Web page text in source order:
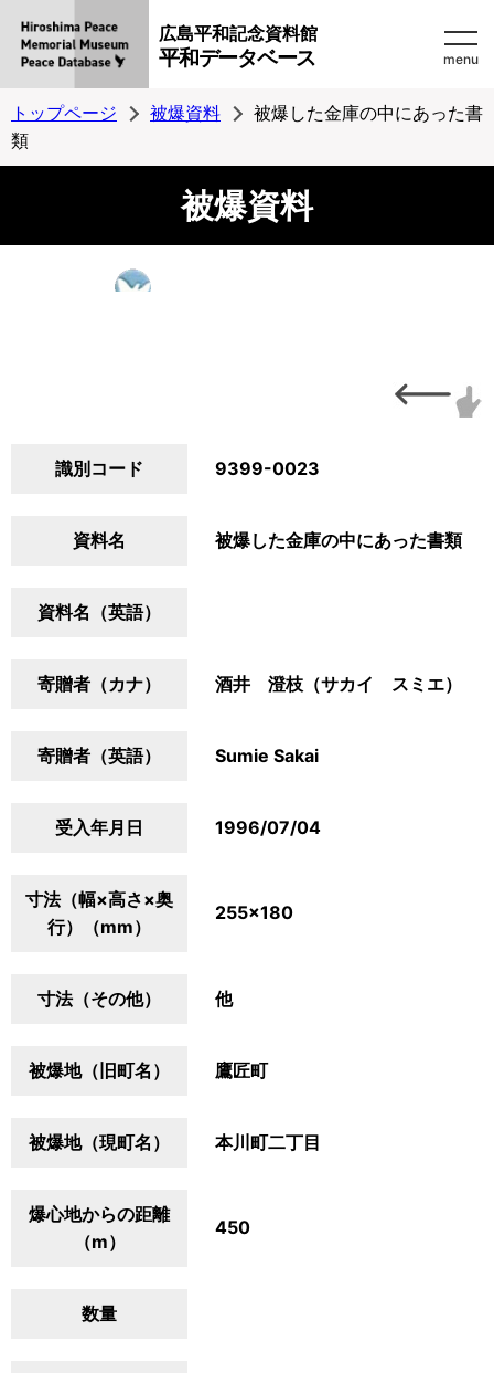
広島平和記念資料館
平和データベース menu
トップページ 被爆資料
被爆した金庫の中にあった書
類
被爆資料
識別コード 9399-0023
資料名 被爆した金庫の中にあった書類
資料名（英語）
寄贈者（カナ） 酒井 澄枝（サカイ スミエ）
寄贈者（英語） Sumie Sakai
受入年月日 1996/07/04
寸法（幅×高さ×奥
行）（mm）
255×180
寸法（その他） 他
被爆地（旧町名） 鷹匠町
被爆地（現町名） 本川町二丁目
爆心地からの距離
（m）
450
数量